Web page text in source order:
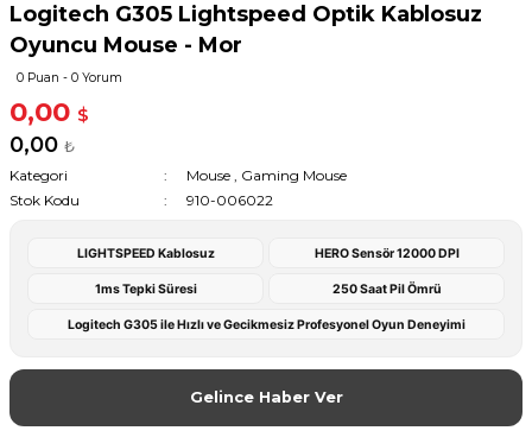
Logitech G305 Lightspeed Optik Kablosuz
Oyuncu Mouse - Mor
0 Puan - 0 Yorum
0,00 $
0,00 ₺
Kategori
Mouse , Gaming Mouse
Stok Kodu
910-006022
LIGHTSPEED Kablosuz HERO Sensör 12000 DPI
1ms Tepki Süresi 250 Saat Pil Ömrü
Logitech G305 ile Hızlı ve Gecikmesiz Profesyonel Oyun Deneyimi
Gelince Haber Ver